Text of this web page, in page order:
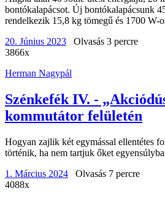
bontókalapácsot. Új bontókalapácsunk
rendelkezik 15,8 kg tömegű és 1700 W-
20. Június 2023
Olvasás 3 percre
3866x
Herman Nagypál
Szénkefék IV. -
kommutátor felületén
Hogyan zajlik két egymással ellentétes
történik, ha nem tartjuk őket
1. Március 2024
Olvasás 7 percre
4088x